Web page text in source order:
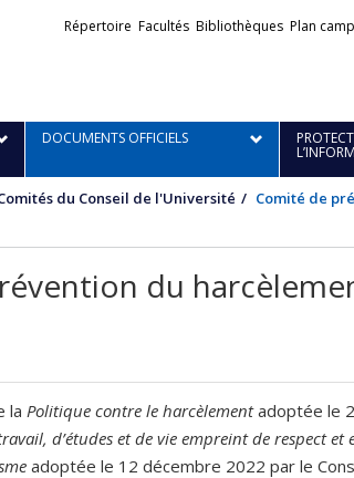
Liens
Répertoire Facultés Bibliothèques Plan
DOCUMENTS OFFICIELS
du Conseil de l'Université Comité de
du
la Politique contre le harcèlementadoptée le
d’études et de vie empreint de respect
adoptée le 12 décembre 2022 par le